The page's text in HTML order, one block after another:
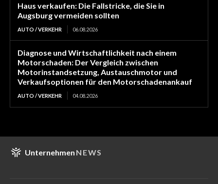
Haus verkaufen: Die Fallstricke, die Sie in
Augsburg vermeiden sollten
AUTO / VERKEHR 06.08.2026
Diagnose und Wirtschaftlichkeit nach einem
Motorschaden: Der Vergleich zwischen
Motorinstandsetzung, Austauschmotor und
Verkaufsoptionen für den Motorschadenankauf
AUTO / VERKEHR 04.08.2026
Unternehmen NEWS